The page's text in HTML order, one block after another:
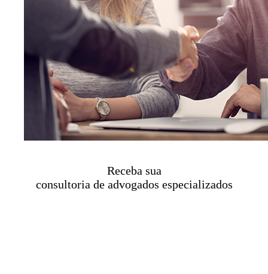
Receba sua
consultoria de advogados especializados